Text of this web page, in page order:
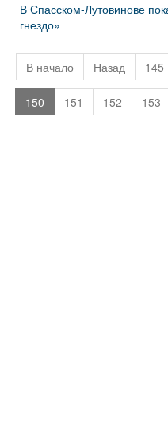
В Спасском-Лутовинове
гнездо»
В начало Назад 145
150 151 152 153